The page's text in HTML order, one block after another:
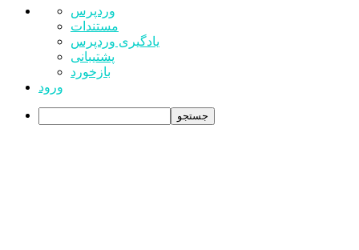
درباره
وردپرس
وردپرس
مستندات
یادگیری وردپرس
پشتیبانی
بازخورد
ورود
جستجو